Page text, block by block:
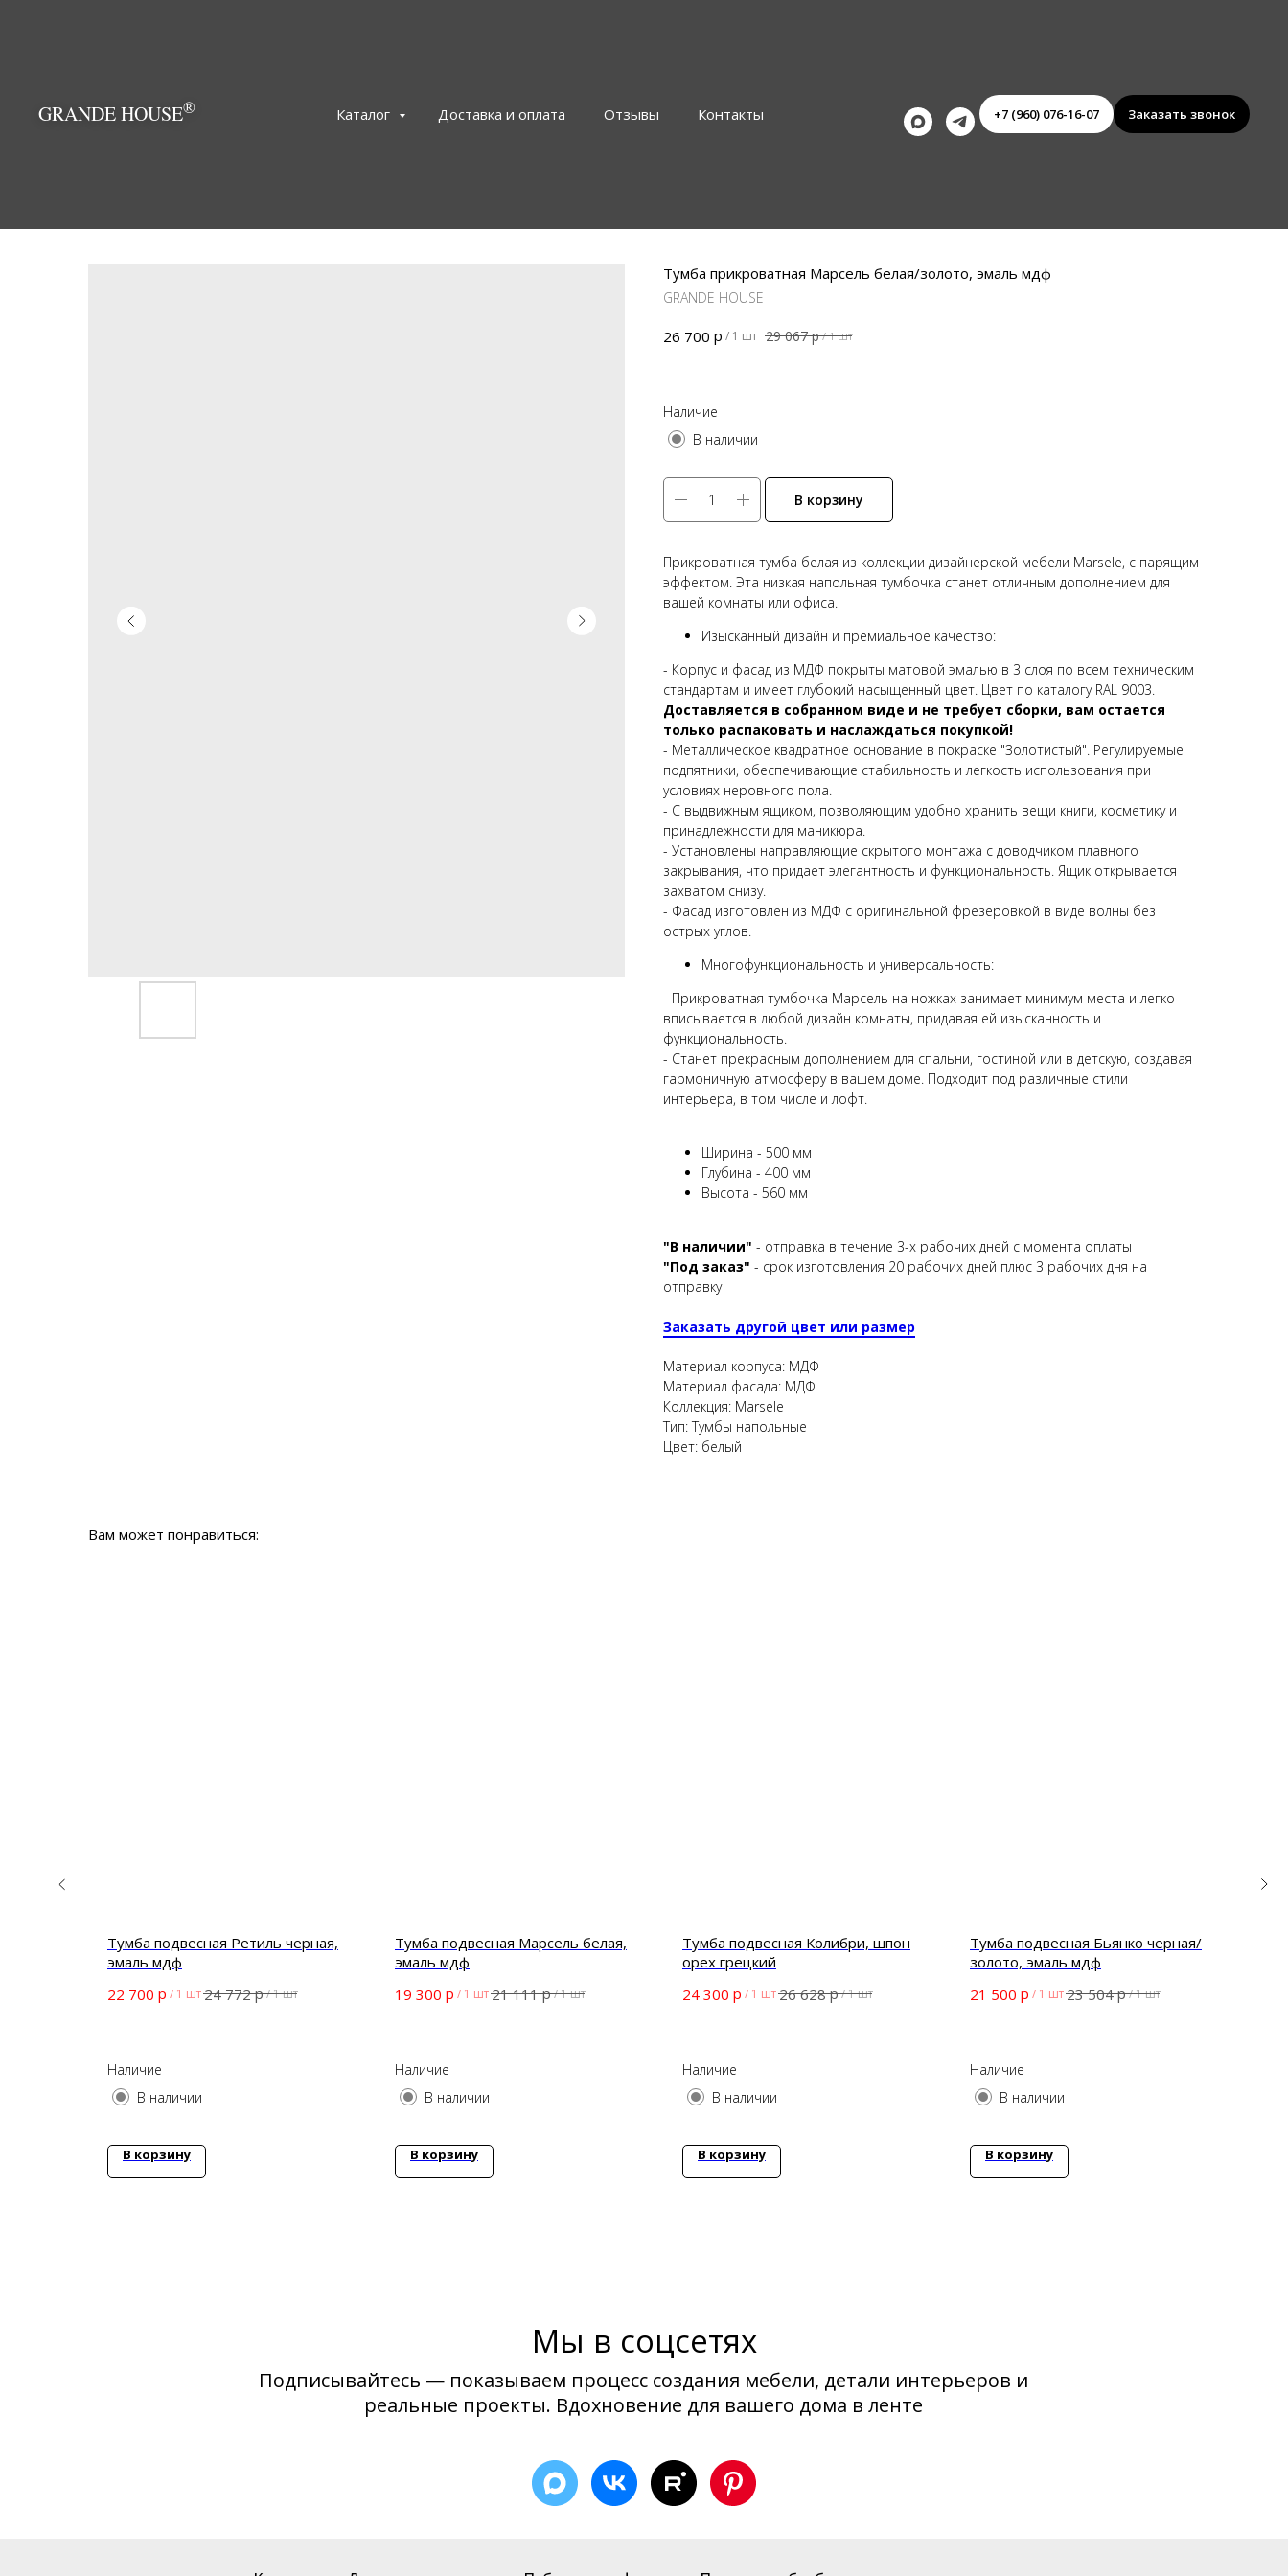
GRANDE HOUSE® Каталог Доставка и оплата Отзывы Контакты +7 (960) 076-16-07 Заказать звонок
← Вернуться назад
Тумба прикроватная Марсель белая/золото, эмаль мдф
GRANDE HOUSE
26 700 р / 1 шт 29 067 р / 1 шт
Наличие
В наличии
В корзину
Прикроватная тумба белая из коллекции дизайнерской мебели Marsele, с парящим
эффектом. Эта низкая напольная тумбочка станет отличным дополнением для
вашей комнаты или офиса.
Изысканный дизайн и премиальное качество:
- Корпус и фасад из МДФ покрыты матовой эмалью в 3 слоя по всем техническим
стандартам и имеет глубокий насыщенный цвет. Цвет по каталогу RAL 9003.
Доставляется в собранном виде и не требует сборки, вам остается
только распаковать и наслаждаться покупкой!
- Металлическое квадратное основание в покраске "Золотистый". Регулируемые
подпятники, обеспечивающие стабильность и легкость использования при
условиях неровного пола.
- С выдвижным ящиком, позволяющим удобно хранить вещи книги, косметику и
принадлежности для маникюра.
- Установлены направляющие скрытого монтажа с доводчиком плавного
закрывания, что придает элегантность и функциональность. Ящик открывается
захватом снизу.
- Фасад изготовлен из МДФ с оригинальной фрезеровкой в виде волны без
острых углов.
Многофункциональность и универсальность:
- Прикроватная тумбочка Марсель на ножках занимает минимум места и легко
вписывается в любой дизайн комнаты, придавая ей изысканность и
функциональность.
- Станет прекрасным дополнением для спальни, гостиной или в детскую, создавая
гармоничную атмосферу в вашем доме. Подходит под различные стили
интерьера, в том числе и лофт.
Ширина - 500 мм
Глубина - 400 мм
Высота - 560 мм
"В наличии" - отправка в течение 3-х рабочих дней с момента оплаты
"Под заказ" - срок изготовления 20 рабочих дней плюс 3 рабочих дня на
отправку
Заказать другой цвет или размер
Материал корпуса: МДФ
Материал фасада: МДФ
Коллекция: Marsele
Тип: Тумбы напольные
Цвет: белый
Вам может понравиться:
Тумба подвесная Ретиль черная,
эмаль мдф
22 700 р / 1 шт24 772 р/1 шт
Наличие
В наличии
В корзину
Тумба подвесная Марсель белая,
эмаль мдф
19 300 р / 1 шт21 111 р/1 шт
Наличие
В наличии
В корзину
Тумба подвесная Колибри, шпон
орех грецкий
24 300 р / 1 шт26 628 р/1 шт
Наличие
В наличии
В корзину
Тумба подвесная Бьянко черная/
золото, эмаль мдф
21 500 р / 1 шт23 504 р/1 шт
Наличие
В наличии
В корзину
Мы в соцсетях
Подписывайтесь — показываем процесс создания мебели, детали интерьеров и
реальные проекты. Вдохновение для вашего дома в ленте